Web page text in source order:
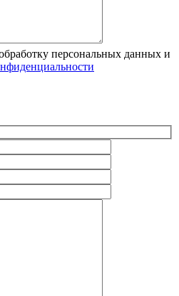
персональных данных и